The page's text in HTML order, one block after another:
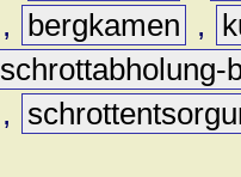
, bergkamen ,
schrottabholung-
,